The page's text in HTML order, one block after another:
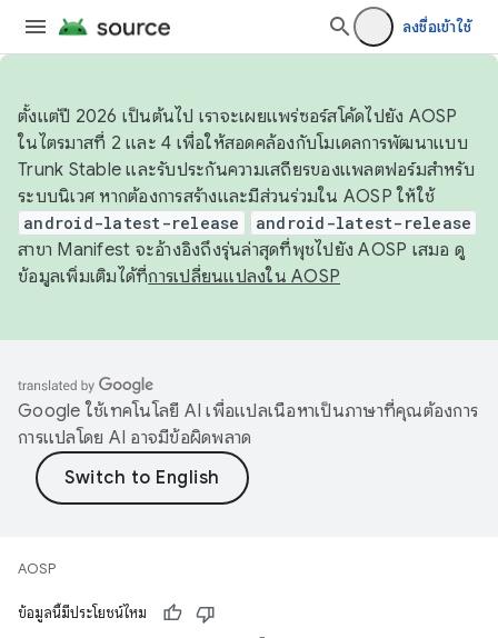
ลงชื่อเข้าใช้
ตั้งแต่ปี 2026 เป็นต้นไป เราจะเผยแพร่ซอร์สโค้ดไปยัง AOSP
ในไตรมาสที่ 2 และ 4 เพื่อให้สอดคล้องกับโมเดลการพัฒนาแบบ
Trunk Stable และรับประกันความเสถียรของแพลตฟอร์มสำหรับ
ระบบนิเวศ หากต้องการสร้างและมีส่วนร่วมใน AOSP ให้ใช้
android-latest-release android-latest-release
สาขา Manifest จะอ้างอิงถึงรุ่นล่าสุดที่พุชไปยัง AOSP เสมอ ดู
ข้อมูลเพิ่มเติมได้ที่การเปลี่ยนแปลงใน AOSP
Google ใช้เทคโนโลยี AI เพื่อแปลเนื้อหาเป็นภาษาที่คุณต้องการ
การแปลโดย AI อาจมีข้อผิดพลาด
AOSP
ข้อมูลนี้มีประโยชน์ไหม